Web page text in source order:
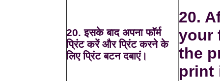
20. इसके बाद अपना फॉर्म
प्रिंट करें और प्रिंट करने के
लिए प्रिंट बटन दबाएं।
20.
your
the
print